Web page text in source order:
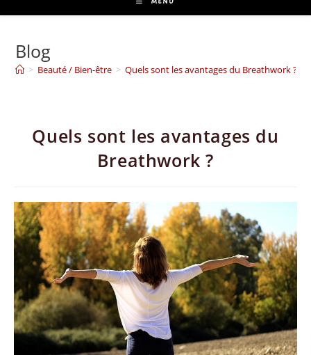
Blog
> Beauté / Bien-être > Quels sont les avantages du Breathwork ?
Quels sont les avantages du
Breathwork ?